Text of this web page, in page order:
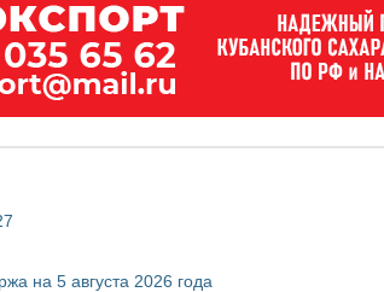
на 5 августа 2026 года